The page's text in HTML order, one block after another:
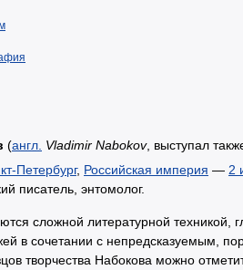
(англ. Vladimir Nabokov, выступал
Петербург, Российская империя — 2
писатель, энтомолог.
сложной литературной техникой,
в сочетании с непредсказуемым,
творчества Набокова можно